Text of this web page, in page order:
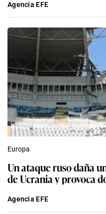
Agencia EFE
Europa
Un ataque ruso daña
de Ucrania y provoca
Agencia EFE